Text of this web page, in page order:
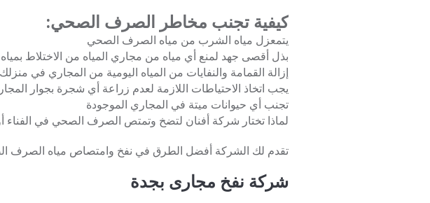
كيفية تجنب مخاطر الصرف الصحي:
يتمعزل مياه الشرب من مياه الصرف الصحي
بذل أقصى جهد لمنع أي مياه من مجاري المياه من الاختلاط
إزالة القمامة والنفايات من المياه اليومية من المجاري في منزلك
يجب اتخاذ الاحتياطات اللازمة لعدم زراعة أي شجرة بجوار
تجنب أي حيوانات ميتة في المجاري الموجودة
لماذا تختار شركة أفنان لتضخ وتمتص الصرف الصحي في
تقدم لك الشركة أفضل الطرق في نفخ وامتصاص مياه الصرف
شركة نفخ مجارى بجدة